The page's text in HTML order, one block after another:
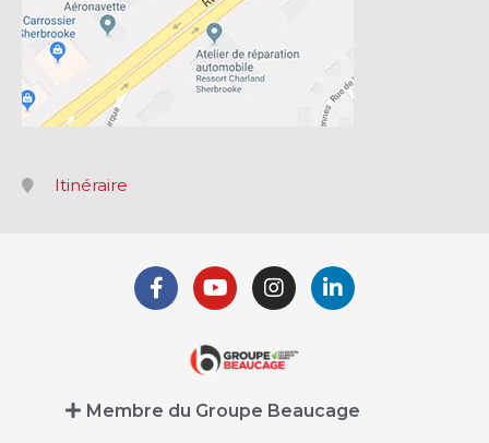
Itinéraire
Membre du Groupe Beaucage